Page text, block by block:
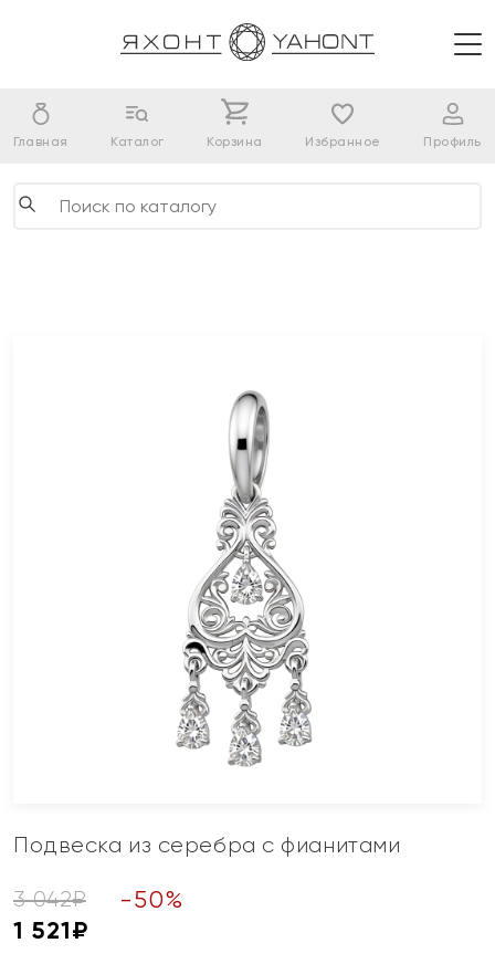
Главная Каталог Корзина Избранное Профиль
Подвеска из серебра с фианитами
3 042₽ -50%
1 521₽